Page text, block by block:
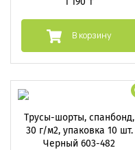
В корзину
Трусы-шорты, спанбонд,
30 г/м2, упаковка 10 шт.
Черный 603-482